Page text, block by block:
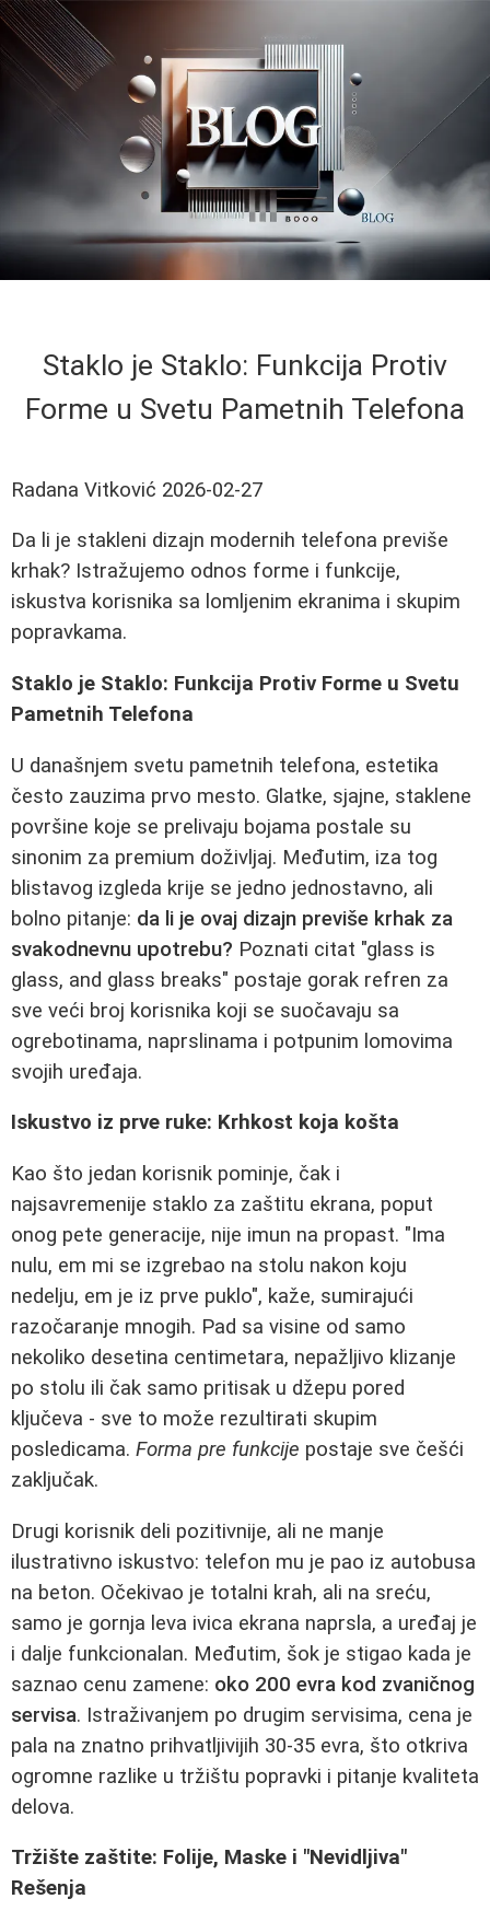
Staklo je Staklo: Funkcija Protiv
Forme u Svetu Pametnih Telefona
Radana Vitković 2026-02-27
Da li je stakleni dizajn modernih telefona previše
krhak? Istražujemo odnos forme i funkcije,
iskustva korisnika sa lomljenim ekranima i skupim
popravkama.
Staklo je Staklo: Funkcija Protiv Forme u Svetu
Pametnih Telefona
U današnjem svetu pametnih telefona, estetika
često zauzima prvo mesto. Glatke, sjajne, staklene
površine koje se prelivaju bojama postale su
sinonim za premium doživljaj. Međutim, iza tog
blistavog izgleda krije se jedno jednostavno, ali
bolno pitanje: da li je ovaj dizajn previše krhak za
svakodnevnu upotrebu? Poznati citat "glass is
glass, and glass breaks" postaje gorak refren za
sve veći broj korisnika koji se suočavaju sa
ogrebotinama, naprslinama i potpunim lomovima
svojih uređaja.
Iskustvo iz prve ruke: Krhkost koja košta
Kao što jedan korisnik pominje, čak i
najsavremenije staklo za zaštitu ekrana, poput
onog pete generacije, nije imun na propast. "Ima
nulu, em mi se izgrebao na stolu nakon koju
nedelju, em je iz prve puklo", kaže, sumirajući
razočaranje mnogih. Pad sa visine od samo
nekoliko desetina centimetara, nepažljivo klizanje
po stolu ili čak samo pritisak u džepu pored
ključeva - sve to može rezultirati skupim
posledicama. Forma pre funkcije postaje sve češći
zaključak.
Drugi korisnik deli pozitivnije, ali ne manje
ilustrativno iskustvo: telefon mu je pao iz autobusa
na beton. Očekivao je totalni krah, ali na sreću,
samo je gornja leva ivica ekrana naprsla, a uređaj je
i dalje funkcionalan. Međutim, šok je stigao kada je
saznao cenu zamene: oko 200 evra kod zvaničnog
servisa. Istraživanjem po drugim servisima, cena je
pala na znatno prihvatljivijih 30-35 evra, što otkriva
ogromne razlike u tržištu popravki i pitanje kvaliteta
delova.
Tržište zaštite: Folije, Maske i "Nevidljiva"
Rešenja